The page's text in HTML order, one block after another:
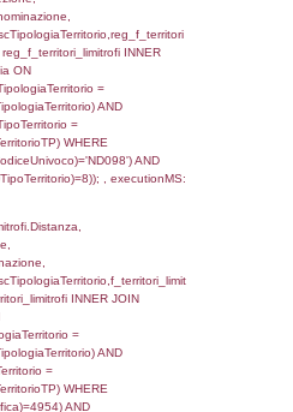
AND
f_territori_limitrofi.Distanza,
FROM
ON
=
=
AND